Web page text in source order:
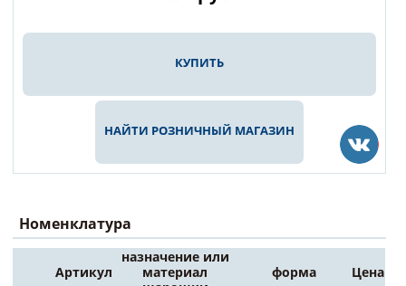
КУПИТЬ
НАЙТИ РОЗНИЧНЫЙ МАГАЗИН
Номенклатура
Артикул
назначение или
материал
форма Цена